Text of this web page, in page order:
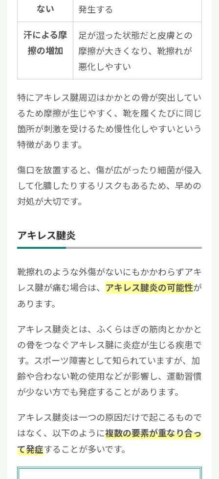
ない
発生する
汗による摩
擦の増加
足が湿った状態だと皮膚との
摩擦が大きくなり、靴擦れが
悪化しやすい
特にアキレス腱周辺はかかとの骨が突出してい
るため摩擦が生じやすく、靴を履くたびに同じ
箇所が刺激を受けるため慢性化しやすいという
特徴があります。
傷口を放置すると、傷が広がったり細菌が侵入
して化膿したりするリスクもあるため、早めの
対処が大切です。
アキレス腱炎
靴擦れのような外傷がないにもかかわらずアキ
レス腱が痛む場合は、 アキレス腱炎の可能性が
あります。
アキレス腱炎とは、ふくらはぎの筋肉とかかと
の骨をつなぐアキレス腱に炎症が生じる疾患で
す。スポーツ障害として知られていますが、加
齢や合わない靴の使用などが影響し、運動習慣
が少ない方でも発症することがあります。
アキレス腱炎は一つの原因だけで起こるもので
はなく、以下のように複数の要素が重なり合っ
て発症することが多いです。